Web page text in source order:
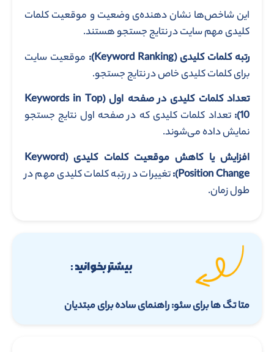
این شاخص‌ها نشان‌ دهنده‌ی وضعیت و موقعیت کلمات
کلیدی مهم سایت در نتایج جستجو هستند.
رتبه کلمات کلیدی(Keyword Ranking)
: موقعیت سایت
برای کلمات کلیدی خاص در نتایج جستجو.
تعداد کلمات کلیدی در صفحه اول (Keywords in Top
10)
: تعداد کلمات کلیدی که در صفحه اول نتایج جستجو
نمایش داده می‌شوند.
افزایش یا کاهش موقعیت کلمات کلیدی (Keyword
Position Change)
:تغییرات در رتبه کلمات کلیدی مهم در
طول زمان.
بیشتر بخوانید :
متا تگ ها برای سئو: راهنمای ساده برای مبتدیان